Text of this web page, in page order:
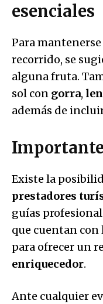
esenciales
Para
recorrido, se
alguna fruta.
sol con gorra,
además de
Existe la
prestadores
guías
que cuentan con
para ofrecer un
enriquecedor.
Ante cualquier